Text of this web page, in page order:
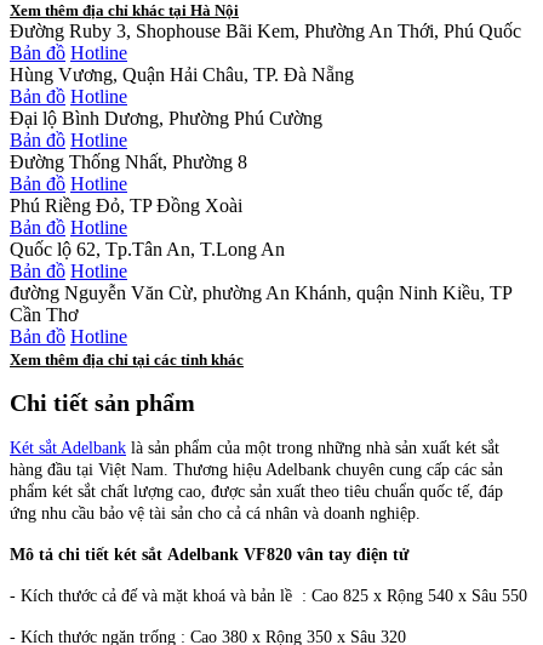
Xem thêm địa chỉ khác tại Hà Nội
Đường Ruby 3, Shophouse Bãi Kem, Phường An Thới, Phú Quốc
Bản đồ Hotline
Hùng Vương, Quận Hải Châu, TP. Đà Nẵng
Bản đồ Hotline
Đại lộ Bình Dương, Phường Phú Cường
Bản đồ Hotline
Đường Thống Nhất, Phường 8
Bản đồ Hotline
Phú Riềng Đỏ, TP Đồng Xoài
Bản đồ Hotline
Quốc lộ 62, Tp.Tân An, T.Long An
Bản đồ Hotline
đường Nguyễn Văn Cừ, phường An Khánh, quận Ninh Kiều, TP
Cần Thơ
Bản đồ Hotline
Xem thêm địa chỉ tại các tỉnh khác
Chi tiết sản phẩm
Két sắt Adelbank là sản phẩm của một trong những nhà sản xuất két sắt
hàng đầu tại Việt Nam. Thương hiệu Adelbank chuyên cung cấp các sản
phẩm két sắt chất lượng cao, được sản xuất theo tiêu chuẩn quốc tế, đáp
ứng nhu cầu bảo vệ tài sản cho cả cá nhân và doanh nghiệp.
Mô tả chi tiết két sắt Adelbank VF820 vân tay điện tử
- Kích thước cả đế và mặt khoá và bản lề : Cao 825 x Rộng 540 x Sâu 550
- Kích thước ngăn trống : Cao 380 x Rộng 350 x Sâu 320